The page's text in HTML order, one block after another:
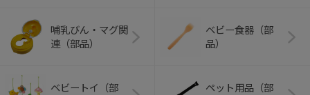
哺乳びん・マグ関
連（部品）
ベビー食器（部
品）
ベビートイ（部
ペット用品（部